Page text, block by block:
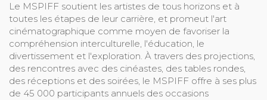
Le MSPIFF soutient les artistes de tous horizons et à
toutes les étapes de leur carrière, et promeut l'art
cinématographique comme moyen de favoriser la
compréhension interculturelle, l'éducation, le
divertissement et l'exploration. À travers des projections,
des rencontres avec des cinéastes, des tables rondes,
des réceptions et des soirées, le MSPIFF offre à ses plus
de 45 000 participants annuels des occasions